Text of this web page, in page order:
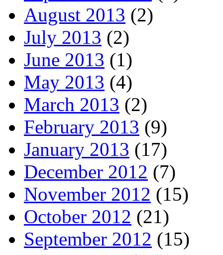
August 2013 (2)
July 2013 (2)
June 2013 (1)
May 2013 (4)
March 2013 (2)
February 2013 (9)
January 2013 (17)
December 2012 (7)
November 2012 (15)
October 2012 (21)
September 2012 (15)